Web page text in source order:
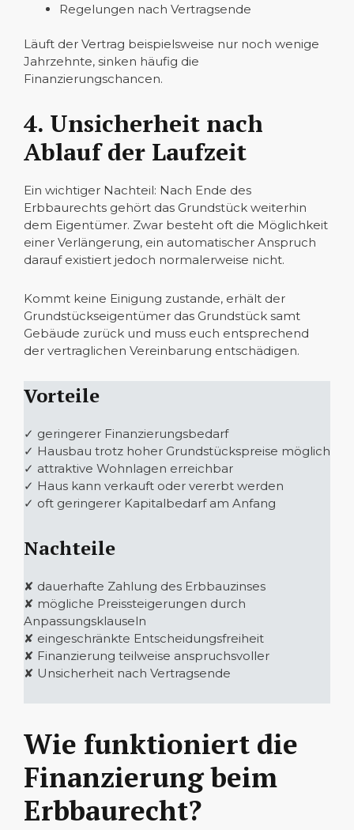
Regelungen nach Vertragsende
Läuft der Vertrag beispielsweise nur noch wenige
Jahrzehnte, sinken häufig die
Finanzierungschancen.
4. Unsicherheit nach
Ablauf der Laufzeit
Ein wichtiger Nachteil: Nach Ende des
Erbbaurechts gehört das Grundstück weiterhin
dem Eigentümer. Zwar besteht oft die Möglichkeit
einer Verlängerung, ein automatischer Anspruch
darauf existiert jedoch normalerweise nicht.
Kommt keine Einigung zustande, erhält der
Grundstückseigentümer das Grundstück samt
Gebäude zurück und muss euch entsprechend
der vertraglichen Vereinbarung entschädigen.
Vorteile
✓ geringerer Finanzierungsbedarf
✓ Hausbau trotz hoher Grundstückspreise möglich
✓ attraktive Wohnlagen erreichbar
✓ Haus kann verkauft oder vererbt werden
✓ oft geringerer Kapitalbedarf am Anfang
Nachteile
✘ dauerhafte Zahlung des Erbbauzinses
✘ mögliche Preissteigerungen durch
Anpassungsklauseln
✘ eingeschränkte Entscheidungsfreiheit
✘ Finanzierung teilweise anspruchsvoller
✘ Unsicherheit nach Vertragsende
Wie funktioniert die
Finanzierung beim
Erbbaurecht?